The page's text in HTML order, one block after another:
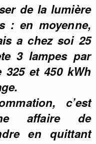
de la lumière
: en moyenne,
a chez soi 25
3 lampes par
et 450 kWh
c’est
affaire de
en quittant